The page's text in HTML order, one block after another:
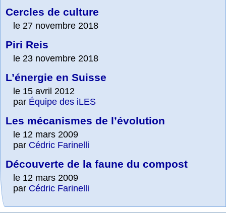
Cercles de culture
le 27 novembre 2018
Piri Reis
le 23 novembre 2018
L’énergie en Suisse
le 15 avril 2012
par Équipe des iLES
Les mécanismes de l’évolution
le 12 mars 2009
par Cédric Farinelli
Découverte de la faune du compost
le 12 mars 2009
par Cédric Farinelli